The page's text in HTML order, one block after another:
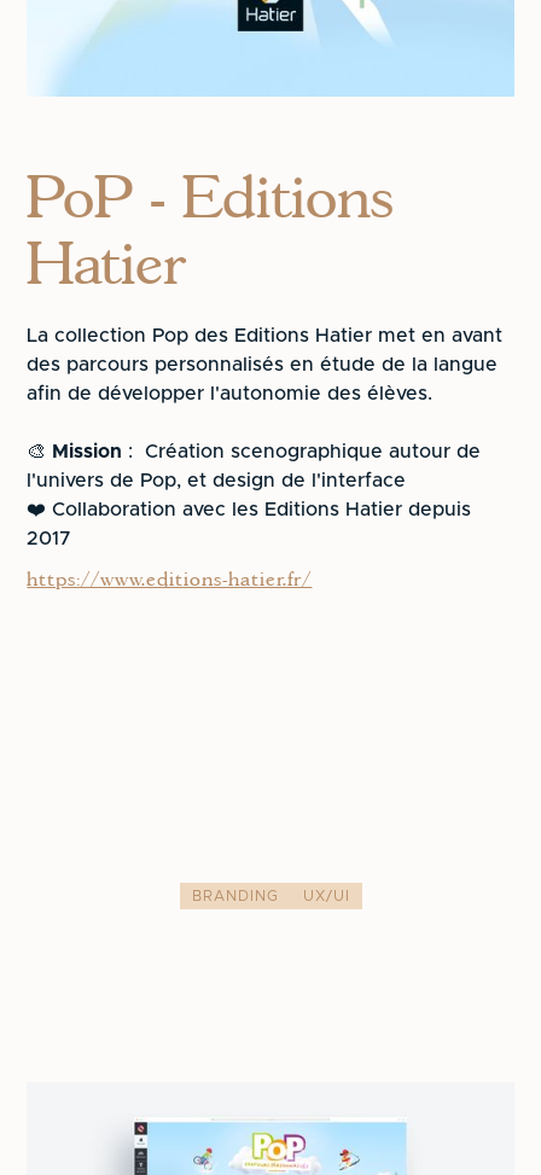
PoP - Editions
Hatier
La collection Pop des Editions Hatier met en avant
des parcours personnalisés en étude de la langue
afin de développer l'autonomie des élèves.
🎨 Mission : Création scenographique autour de
l'univers de Pop, et design de l'interface
❤️ Collaboration avec les Editions Hatier depuis
2017
https://www.editions-hatier.fr/
BRANDING UX/UI